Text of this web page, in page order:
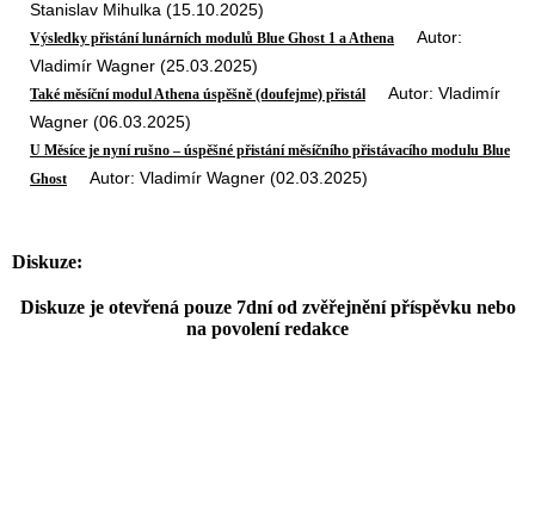
Stanislav Mihulka (15.10.2025)
Výsledky přistání lunárních modulů Blue Ghost 1 a Athena Autor:
Vladimír Wagner (25.03.2025)
Také měsíční modul Athena úspěšně (doufejme) přistál Autor: Vladimír
Wagner (06.03.2025)
U Měsíce je nyní rušno – úspěšné přistání měsíčního přistávacího modulu Blue
Ghost Autor: Vladimír Wagner (02.03.2025)
Diskuze:
Diskuze je otevřená pouze 7dní od zvěřejnění příspěvku nebo
na povolení redakce